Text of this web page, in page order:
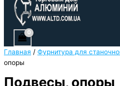
Главная / Фурнитура для
опоры
Подвесы, опоры